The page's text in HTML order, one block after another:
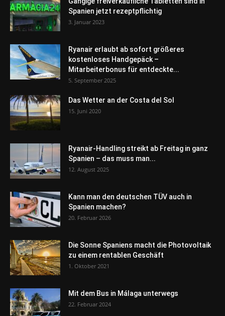
Spanien jetzt rezeptpflichtig
3. Januar 2023
Ryanair erlaubt ab sofort größeres
kostenloses Handgepäck –
Mitarbeiterbonus für entdeckte...
5. September 2025
Das Wetter an der Costa del Sol
15. Juni 2020
Ryanair-Handling streikt ab Freitag in ganz
Spanien – das muss man...
12. August 2025
Kann man den deutschen TÜV auch in
Spanien machen?
20. Februar 2026
Die Sonne Spaniens macht die Photovoltaik
zu einem rentablen Geschäft
1. Oktober 2021
Mit dem Bus in Málaga unterwegs
22. Februar 2024